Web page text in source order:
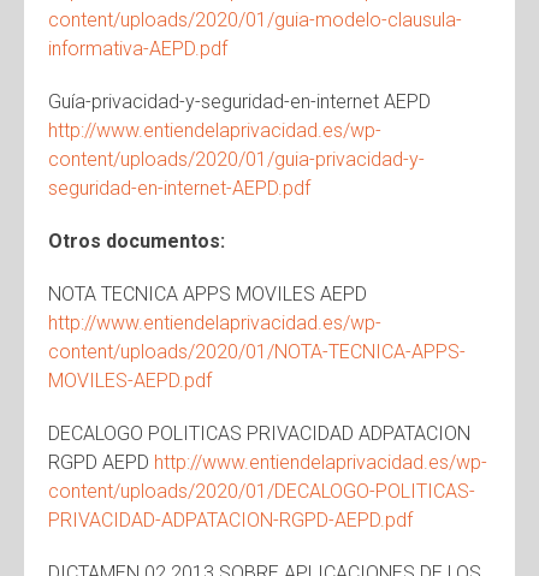
content/uploads/2020/01/guia-modelo-clausula-
informativa-AEPD.pdf
Guía-privacidad-y-seguridad-en-internet AEPD
http://www.entiendelaprivacidad.es/wp-
content/uploads/2020/01/guia-privacidad-y-
seguridad-en-internet-AEPD.pdf
Otros documentos:
NOTA TECNICA APPS MOVILES AEPD
http://www.entiendelaprivacidad.es/wp-
content/uploads/2020/01/NOTA-TECNICA-APPS-
MOVILES-AEPD.pdf
DECALOGO POLITICAS PRIVACIDAD ADPATACION
RGPD AEPD http://www.entiendelaprivacidad.es/wp-
content/uploads/2020/01/DECALOGO-POLITICAS-
PRIVACIDAD-ADPATACION-RGPD-AEPD.pdf